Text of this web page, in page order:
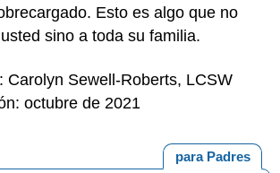
Esto es algo que no
sino a toda su familia.
Carolyn Sewell-Roberts, LCSW
octubre de 2021
para Padres